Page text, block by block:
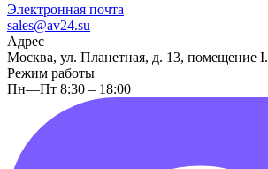
Электронная почта
sales@av24.su
Адрес
Москва, ул. Планетная, д. 13, помещение I.
Режим работы
Пн—Пт 8:30 – 18:00